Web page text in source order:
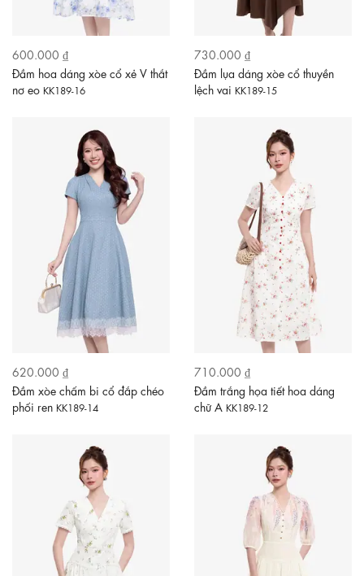
600.000 ₫
Đầm hoa dáng xòe cổ xẻ V thắt
nơ eo KK189-16
730.000 ₫
Đầm lụa dáng xòe cổ thuyền
lệch vai KK189-15
620.000 ₫
Đầm xòe chấm bi cổ đắp chéo
phối ren KK189-14
710.000 ₫
Đầm trắng họa tiết hoa dáng
chữ A KK189-12